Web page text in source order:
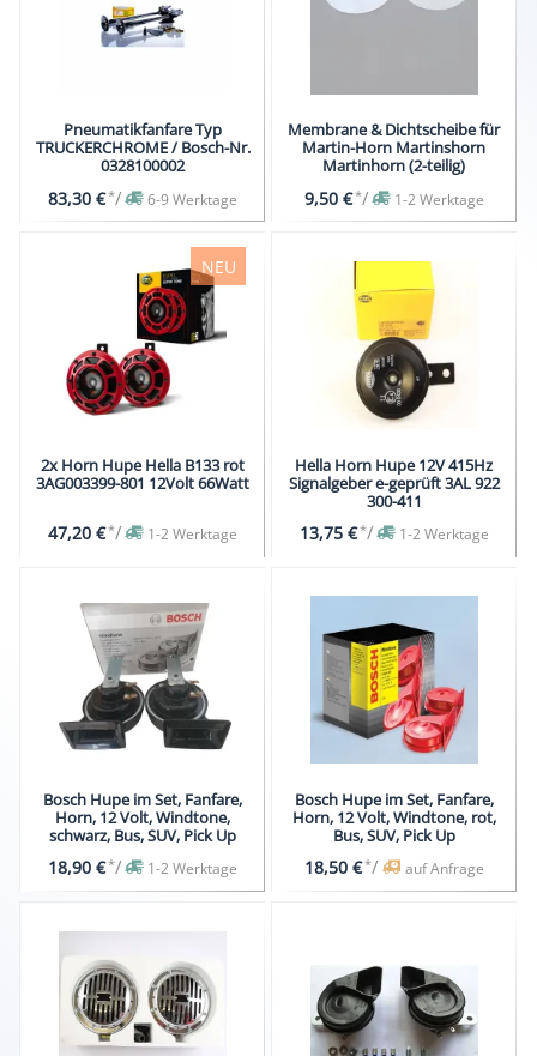
Pneumatikfanfare Typ
TRUCKERCHROME / Bosch-Nr.
0328100002
83,30 €*/ 6-9 Werktage
Membrane & Dichtscheibe für
Martin-Horn Martinshorn
Martinhorn (2-teilig)
9,50 €*/ 1-2 Werktage
2x Horn Hupe Hella B133 rot
3AG003399-801 12Volt 66Watt
47,20 €*/ 1-2 Werktage
NEU
Hella Horn Hupe 12V 415Hz
Signalgeber e-geprüft 3AL 922
300-411
13,75 €*/ 1-2 Werktage
Bosch Hupe im Set, Fanfare,
Horn, 12 Volt, Windtone,
schwarz, Bus, SUV, Pick Up
18,90 €*/ 1-2 Werktage
Bosch Hupe im Set, Fanfare,
Horn, 12 Volt, Windtone, rot,
Bus, SUV, Pick Up
18,50 €*/ auf Anfrage